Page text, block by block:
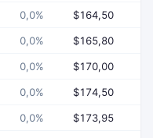
0,0% $164,50
0,0% $165,80
0,0% $170,00
0,0% $174,50
0,0% $173,95